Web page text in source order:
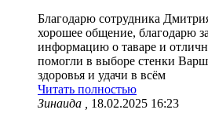
Благодарю сотрудника
хорошее общение, благодарю
информацию о таваре и
помогли в выборе стенки
здоровья и удачи в всём
Читать полностью
Зинаида ,
18.02.2025 16:23